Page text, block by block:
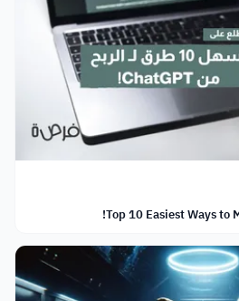
Top 10 Easiest Ways to